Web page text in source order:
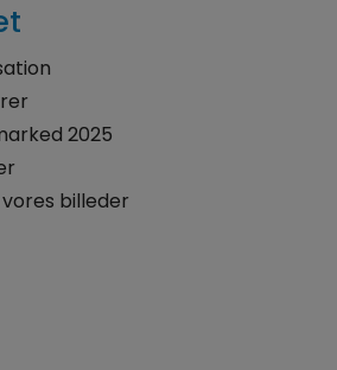
2025
billeder